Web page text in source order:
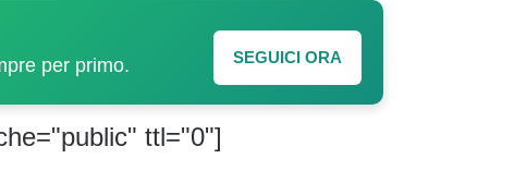
per primo.
SEGUICI ORA
ttl="0"]